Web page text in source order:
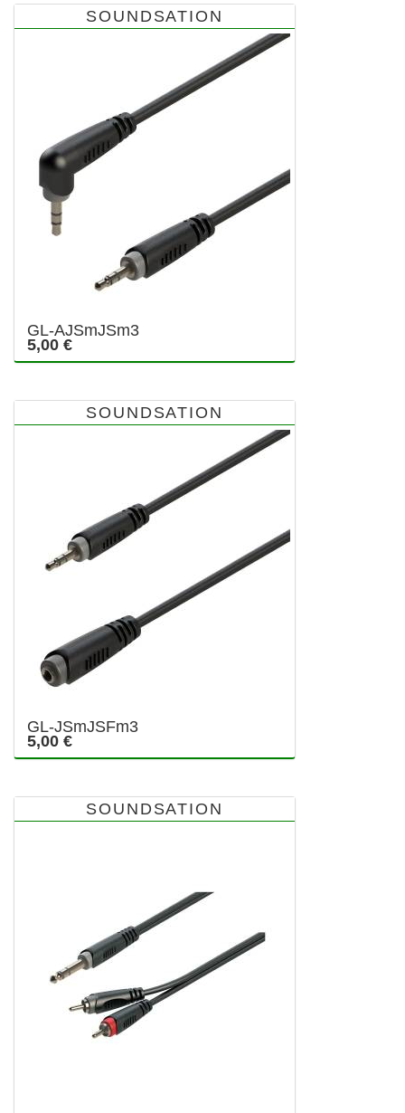
SOUNDSATION
GL-AJSmJSm3
5,00 €
SOUNDSATION
GL-JSmJSFm3
5,00 €
SOUNDSATION